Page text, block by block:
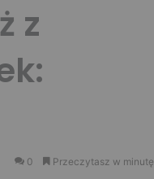
z
0 Przeczytasz w minutę